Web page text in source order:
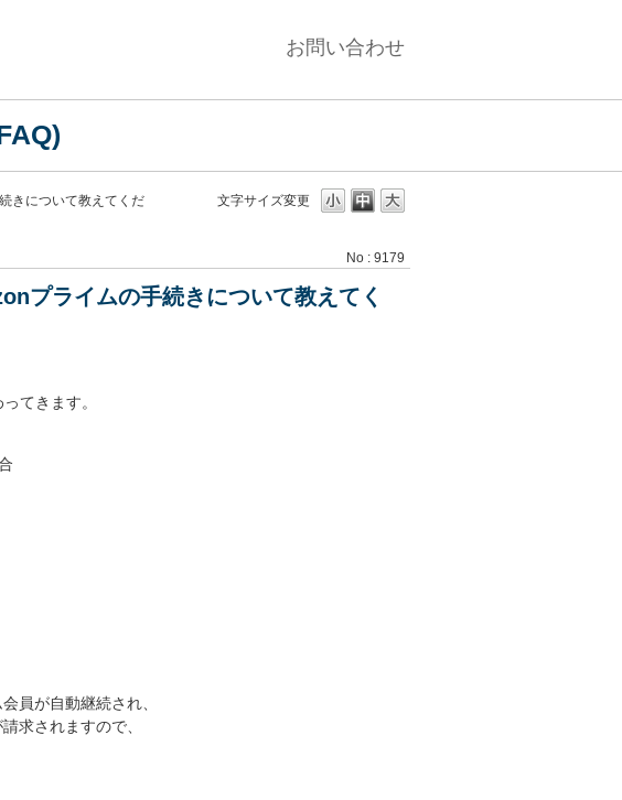
お問い合わせ
文字サイズ変更
きについて教えてくだ
No : 9179
プライムの手続きについて教えてく
てきます。
員が自動継続され、
求されますので、